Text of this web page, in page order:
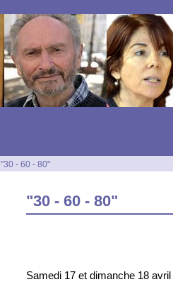
"30 - 60 - 80"
"30 - 60 - 80"
Samedi 17 et dimanche 18